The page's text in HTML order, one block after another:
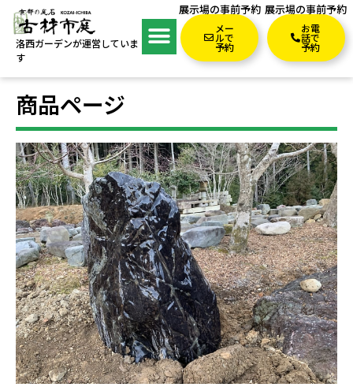
洛西ガーデンが運営していま
す
展示場の事前予約
メー
ルで
予約
展示場の事前予約
お電
話で
予約
商品ページ